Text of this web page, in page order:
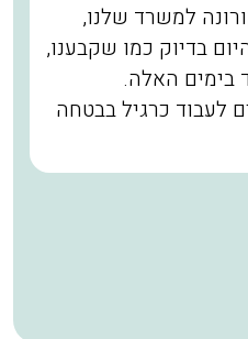
למשרד שלנו,
בדיוק כמו שקבענו,
בימים האלה.
לעבוד כרגיל בבטחה